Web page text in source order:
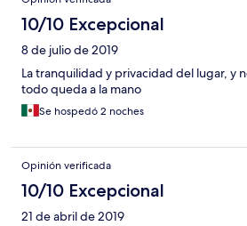
10/10 Excepcional
8 de julio de 2019
La tranquilidad y privacidad del lugar, y
todo queda a la mano
Se hospedó 2 noches
Opinión verificada
10/10 Excepcional
21 de abril de 2019